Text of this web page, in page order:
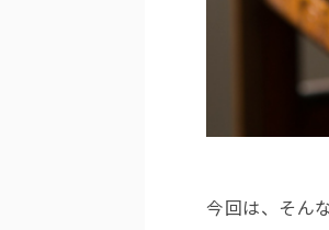
今回は、そん